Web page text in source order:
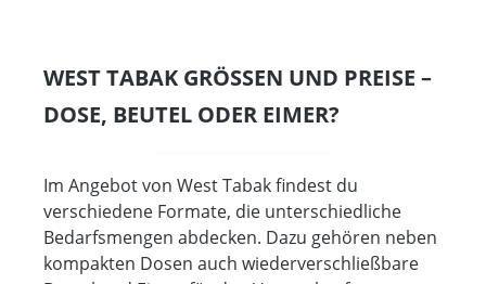
WEST TABAK GRÖSSEN UND PREISE – D
OSE, BEUTEL ODER EIMER?
Im Angebot von West Tabak findest du
verschiedene Formate, die unterschiedliche
Bedarfsmengen abdecken. Dazu gehören neben
kompakten Dosen auch wiederverschließbare